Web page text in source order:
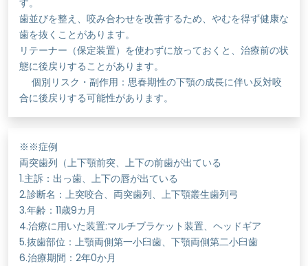
す。
歯並びを整え、咬み合わせを改善するため、やむを得ず健康な
歯を抜くことがあります。
リテーナー（保定装置）を使わずに放っておくと、治療前の状
態に後戻りすることがあります。
個別リスク・副作用：思春期性の下顎の成長に伴い反対咬
合に後戻りする可能性があります。
※※症例
両突歯列（上下顎前突、上下の前歯が出ている
1.主訴：出っ歯、上下の唇が出ている
2.診断名：上突咬合、両突歯列、上下顎叢生歯列弓
3.年齢：11歳9カ月
4.治療に用いた装置:マルチブラケット装置、ヘッドギア
5.抜歯部位：上顎両側第一小臼歯、下顎両側第二小臼歯
6.治療期間：2年0か月